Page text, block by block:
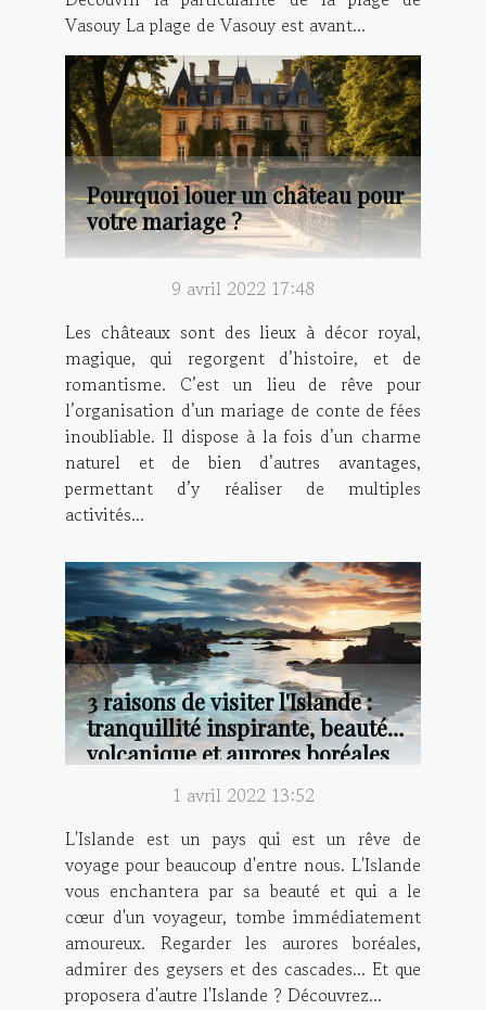
Vasouy La plage de Vasouy est avant...
Pourquoi louer un château pour
votre mariage ?
9 avril 2022 17:48
Les châteaux sont des lieux à décor royal,
magique, qui regorgent d’histoire, et de
romantisme. C’est un lieu de rêve pour
l’organisation d’un mariage de conte de fées
inoubliable. Il dispose à la fois d’un charme
naturel et de bien d’autres avantages,
permettant d’y réaliser de multiples
activités...
3 raisons de visiter l'Islande :
tranquillité inspirante, beauté
volcanique et aurores boréales
1 avril 2022 13:52
L'Islande est un pays qui est un rêve de
voyage pour beaucoup d'entre nous. L'Islande
vous enchantera par sa beauté et qui a le
cœur d'un voyageur, tombe immédiatement
amoureux. Regarder les aurores boréales,
admirer des geysers et des cascades... Et que
proposera d'autre l'Islande ? Découvrez...